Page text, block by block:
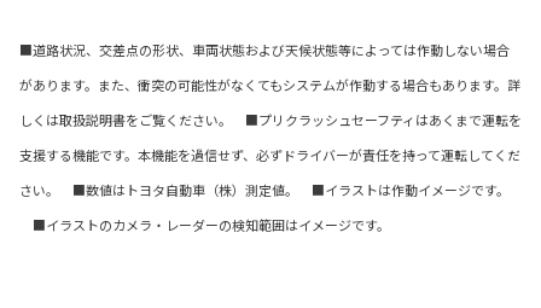
■道路状況、交差点の形状、車両状態および天候状態等によっては作動しない場合
があります。また、衝突の可能性がなくてもシステムが作動する場合もあります。詳
しくは取扱説明書をご覧ください。 ■プリクラッシュセーフティはあくまで運転を
支援する機能です。本機能を過信せず、必ずドライバーが責任を持って運転してくだ
さい。 ■数値はトヨタ自動車（株）測定値。 ■イラストは作動イメージです。
■イラストのカメラ・レーダーの検知範囲はイメージです。